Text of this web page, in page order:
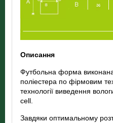
Описання
Футбольна форма виконана
поліестера по фірмовим
технології виведення
cell.
Завдяки оптимальному